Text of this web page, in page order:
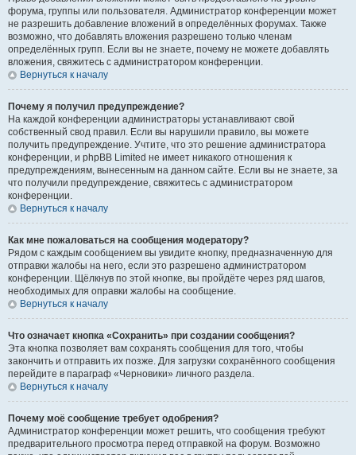
форума, группы или пользователя. Администратор конференции может
не разрешить добавление вложений в определённых форумах. Также
возможно, что добавлять вложения разрешено только членам
определённых групп. Если вы не знаете, почему не можете добавлять
вложения, свяжитесь с администратором конференции.
Вернуться к началу
Почему я получил предупреждение?
На каждой конференции администраторы устанавливают свой
собственный свод правил. Если вы нарушили правило, вы можете
получить предупреждение. Учтите, что это решение администратора
конференции, и phpBB Limited не имеет никакого отношения к
предупреждениям, вынесенным на данном сайте. Если вы не знаете, за
что получили предупреждение, свяжитесь с администратором
конференции.
Вернуться к началу
Как мне пожаловаться на сообщения модератору?
Рядом с каждым сообщением вы увидите кнопку, предназначенную для
отправки жалобы на него, если это разрешено администратором
конференции. Щёлкнув по этой кнопке, вы пройдёте через ряд шагов,
необходимых для оправки жалобы на сообщение.
Вернуться к началу
Что означает кнопка «Сохранить» при создании сообщения?
Эта кнопка позволяет вам сохранять сообщения для того, чтобы
закончить и отправить их позже. Для загрузки сохранённого сообщения
перейдите в параграф «Черновики» личного раздела.
Вернуться к началу
Почему моё сообщение требует одобрения?
Администратор конференции может решить, что сообщения требуют
предварительного просмотра перед отправкой на форум. Возможно